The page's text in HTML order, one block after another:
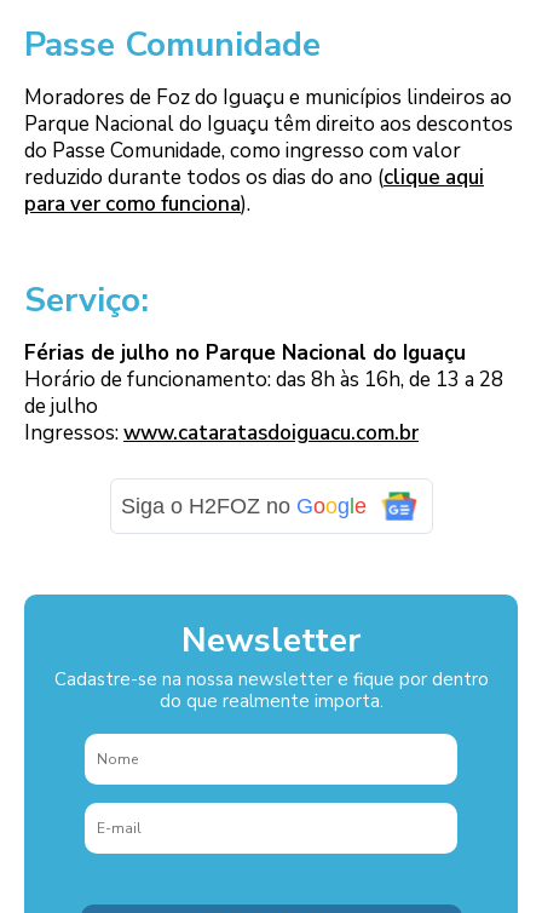
Passe Comunidade
Moradores de Foz do Iguaçu e municípios lindeiros ao
Parque Nacional do Iguaçu têm direito aos descontos
do Passe Comunidade, como ingresso com valor
reduzido durante todos os dias do ano (clique aqui
para ver como funciona).
Serviço:
Férias de julho no Parque Nacional do Iguaçu
Horário de funcionamento: das 8h às 16h, de 13 a 28
de julho
Ingressos:www.cataratasdoiguacu.com.br
Siga o H2FOZ no Google
Newsletter
Cadastre-se na nossa newsletter e fique por dentro
do que realmente importa.